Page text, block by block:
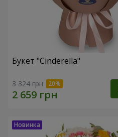
Букет "Cinderella"
3 324 грн